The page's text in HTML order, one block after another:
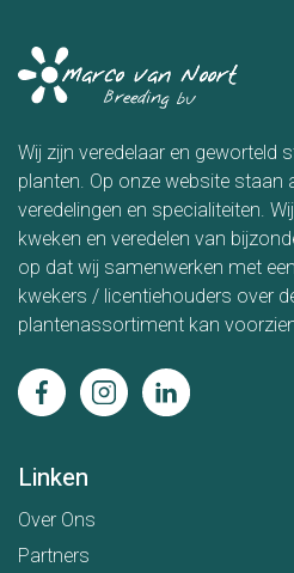
Wij zijn veredelaar en geworteld
planten. Op onze website staan
veredelingen en specialiteiten.
kweken en veredelen van
op dat wij samenwerken met
kwekers / licentiehouders over
plantenassortiment kan
Linken
Over Ons
Partners